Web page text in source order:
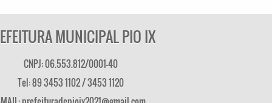
MUNICIPAL PIO IX
CNPJ: 06.553.812/0001-40
Tel: 89 3453 1102 / 3453 1120